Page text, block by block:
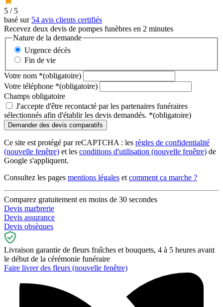
5 / 5
basé sur 54 avis clients certifiés
Recevez deux devis de pompes funèbres en 2 minutes
Nature de la demande
Urgence décès
Fin de vie
Votre nom *(obligatoire)
Votre téléphone *(obligatoire)
Champs obligatoire
J'accepte d'être recontacté par les partenaires funéraires
sélectionnés afin d'établir les devis demandés. *(obligatoire)
Ce site est protégé par reCAPTCHA : les règles de confidentialité
(nouvelle fenêtre) et les conditions d'utilisation (nouvelle fenêtre) de
Google s'appliquent.
Consultez les pages mentions légales et comment ça marche ?
Comparez gratuitement en moins de 30 secondes
Devis marbrerie
Devis assurance
Devis obsèques
Livraison garantie de fleurs fraîches et bouquets, 4 à 5 heures avant
le début de la cérémonie funéraire
Faire livrer des fleurs (nouvelle fenêtre)